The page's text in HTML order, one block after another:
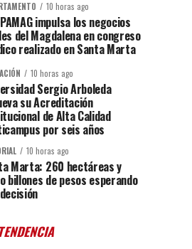
10 horas ago
impulsa los negocios
del Magdalena en congreso
realizado en Santa Marta
10 horas ago
Sergio Arboleda
su Acreditación
de Alta Calidad
por seis años
10 horas ago
Marta: 260 hectáreas y
billones de pesos esperando